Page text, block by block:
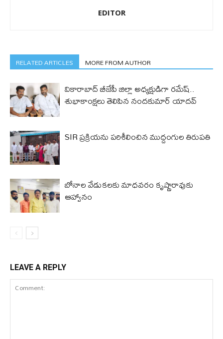
EDITOR
RELATED ARTICLES MORE FROM AUTHOR
వికారాబాద్ బీజేపీ జిల్లా అధ్యక్షుడిగా రమేష్‌..
శుభాకాంక్షలు తెలిపిన నందకుమార్ యాదవ్
SIR ప్రక్రియను పరిశీలించిన ముద్దంగుల తిరుపతి
బోనాల వేడుకలకు మాధవరం కృష్ణారావుకు
ఆహ్వానం
LEAVE A REPLY